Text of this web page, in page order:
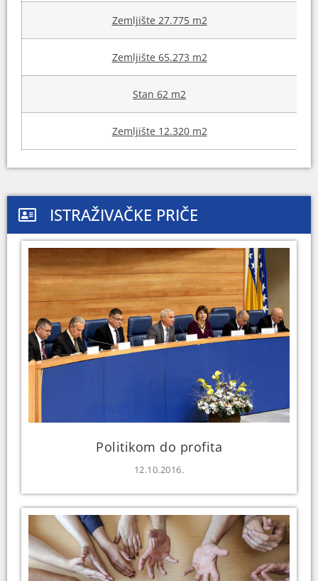
Zemljište 27.775 m2
Zemljište 65.273 m2
Stan 62 m2
Zemljište 12.320 m2
ISTRAŽIVAČKE PRIČE
Politikom do profita
12.10.2016.